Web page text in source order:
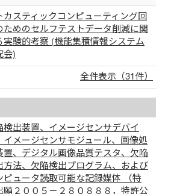
カスティックコンピューティング回
ためのセルフテストデータ削減に関
実験的考察 (機能集積情報システム
会)
全件表示（31件）
検出装置、イメージセンサデバイ
イメージセンサモジュール、画像処
置、デジタル画像品質テスタ、欠陥
方法、欠陥検出プログラム、および
ピュータ読取可能な記録媒体 （特
願２００５－２８０８８８，特許公